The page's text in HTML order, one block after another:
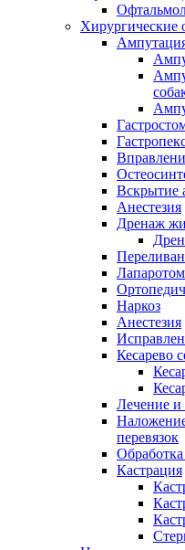
Хирургические
Вскрытие
Анестезия
Дренаж
Наркоз
Анестезия
Кесарево
Лечение и
перевязок
Кастрация